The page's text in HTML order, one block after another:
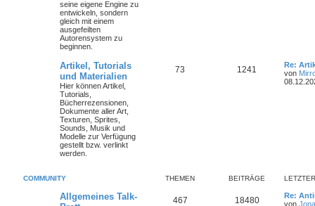
seine eigene Engine zu
entwickeln, sondern
gleich mit einem
ausgefeilten
Autorensystem zu
beginnen.
Artikel, Tutorials
und Materialien
Hier können Artikel,
Tutorials,
Bücherrezensionen,
Dokumente aller Art,
Texturen, Sprites,
Sounds, Musik und
Modelle zur Verfügung
gestellt bzw. verlinkt
werden.
73 1241
Re:
von
COMMUNITY THEMEN BEITRÄGE
Allgemeines Talk-
467 18480
Re:
von